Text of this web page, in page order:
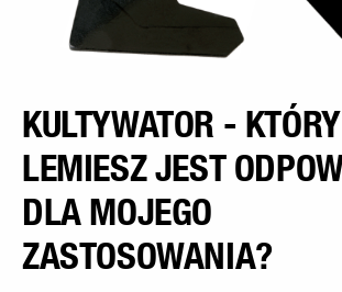
KULTYWATOR - KTÓRY
LEMIESZ JEST
DLA MOJEGO
ZASTOSOWANIA?